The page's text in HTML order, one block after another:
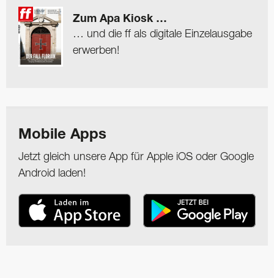
Zum Apa Kiosk …
… und die ff als digitale Einzelausgabe
erwerben!
Mobile Apps
Jetzt gleich unsere App für Apple iOS oder Google
Android laden!